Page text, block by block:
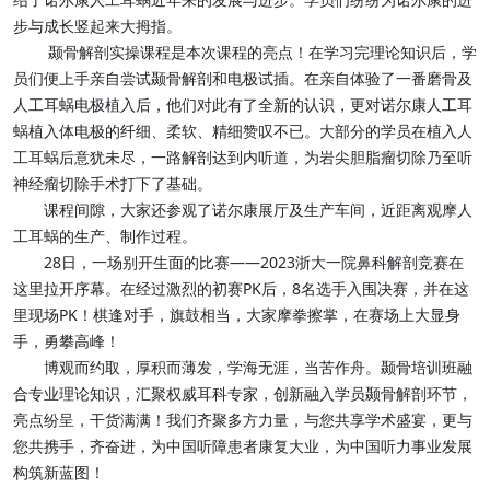
步与成长竖起来大拇指。
颞骨解剖实操课程是本次课程的亮点！在学习完理论知识后，学
员们便上手亲自尝试颞骨解剖和电极试插。在亲自体验了一番磨骨及
人工耳蜗电极植入后，他们对此有了全新的认识，更对诺尔康人工耳
蜗植入体电极的纤细、柔软、精细赞叹不已。大部分的学员在植入人
工耳蜗后意犹未尽，一路解剖达到内听道，为岩尖胆脂瘤切除乃至听
神经瘤切除手术打下了基础。
课程间隙，大家还参观了诺尔康展厅及生产车间，近距离观摩人
工耳蜗的生产、制作过程。
28日，一场别开生面的比赛——2023浙大一院鼻科解剖竞赛在
这里拉开序幕。在经过激烈的初赛PK后，8名选手入围决赛，并在这
里现场PK！棋逢对手，旗鼓相当，大家摩拳擦掌，在赛场上大显身
手，勇攀高峰！
博观而约取，厚积而薄发，学海无涯，当苦作舟。颞骨培训班融
合专业理论知识，汇聚权威耳科专家，创新融入学员颞骨解剖环节，
亮点纷呈，干货满满！我们齐聚多方力量，与您共享学术盛宴，更与
您共携手，齐奋进，为中国听障患者康复大业，为中国听力事业发展
构筑新蓝图！